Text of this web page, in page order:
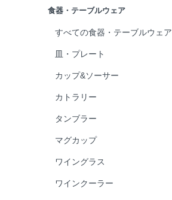
バスタイム
デスク周り
旅行
アウトドア
食器・テーブルウェア
すべての食器・テーブルウェア
皿・プレート
カップ&ソーサー
カトラリー
タンブラー
マグカップ
ワイングラス
ワインクーラー